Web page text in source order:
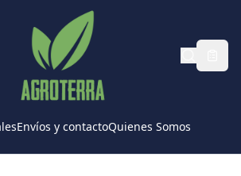
Envíos y contactoQuienes Somos